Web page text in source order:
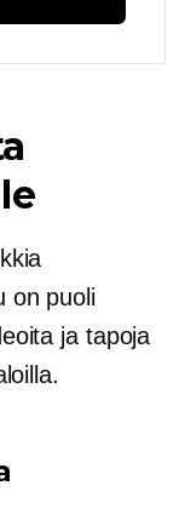
on puoli
ja tapoja